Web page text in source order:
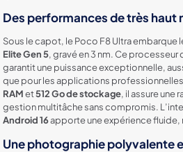
Des performances de très haut
Sous le capot, le Poco F8 Ultra embarque
Elite Gen 5, gravé en 3 nm. Ce
garantit une puissance exceptionnelle,
que pour les applications
RAMet512 Go de stockage, il assure une
gestion multitâche sans compromis.
Android 16apporte une expérience
Une photographie polyvalente